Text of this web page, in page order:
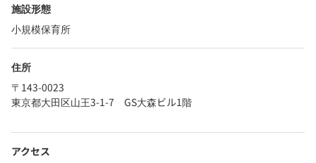
施設形態
小規模保育所
住所
〒143-0023
東京都大田区山王3-1-7 GS大森ビル1階
アクセス